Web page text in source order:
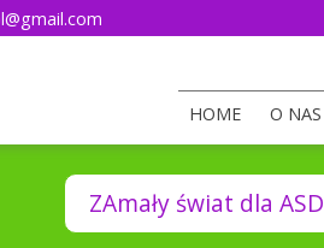
HOME
O NAS
ZAmały świat dla ASD